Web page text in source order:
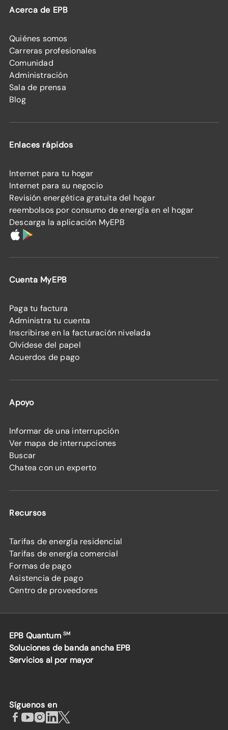
Acerca de EPB
Quiénes somos
Carreras profesionales
Comunidad
Administración
Sala de prensa
Blog
Enlaces rápidos
Internet para tu hogar
Internet para su negocio
Revisión energética gratuita del hogar
reembolsos por consumo de energía en el hogar
Descarga la aplicación MyEPB
Cuenta MyEPB
Paga tu factura
Administra tu cuenta
Inscribirse en la facturación nivelada
Olvídese del papel
Acuerdos de pago
Apoyo
Informar de una interrupción
Ver mapa de interrupciones
Buscar
Chatea con un experto
Recursos
Tarifas de energía residencial
Tarifas de energía comercial
Formas de pago
Asistencia de pago
Centro de proveedores
EPB Quantum SM
Soluciones de banda ancha EPB
Servicios al por mayor
Síguenos en